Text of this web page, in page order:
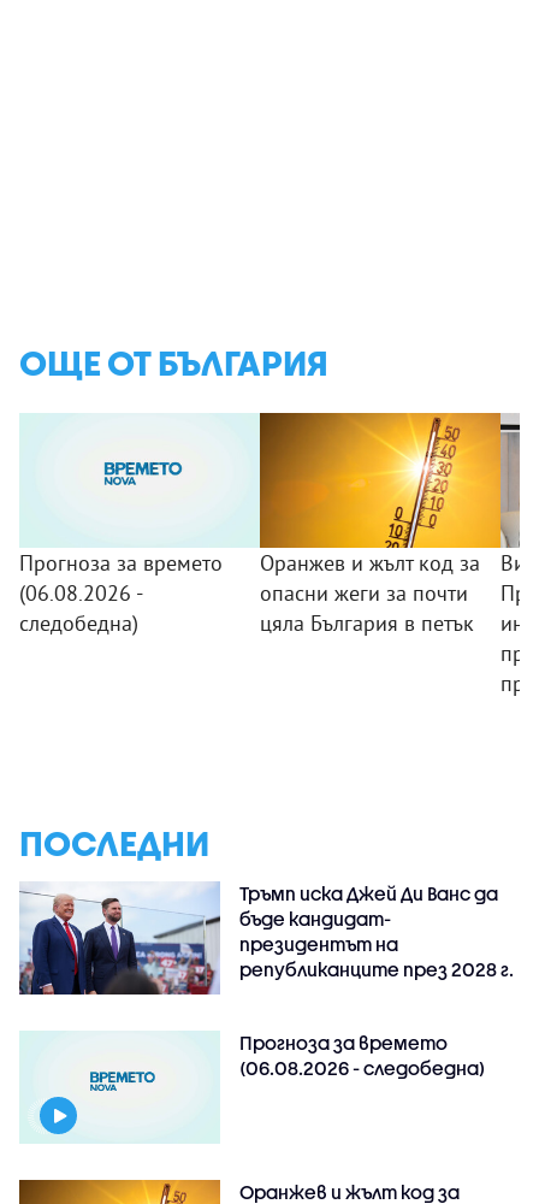
ОЩЕ ОТ БЪЛГАРИЯ
Прогноза за времето
(06.08.2026 -
следобедна)
Оранжев и жълт код за
опасни жеги за почти
цяла България в петък
ПОСЛЕДНИ
Тръмп иска Джей Ди Ванс да
бъде кандидат-
президентът на
републиканците през 2028 г.
Прогноза за времето
(06.08.2026 - следобедна)
Оранжев и жълт код за